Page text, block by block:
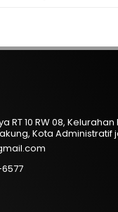
RT 10 RW 08,
Kota Administratif